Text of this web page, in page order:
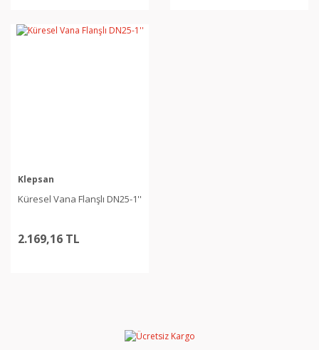
Klepsan
Küresel Vana Flanşlı DN25-1''
2.169,16 TL